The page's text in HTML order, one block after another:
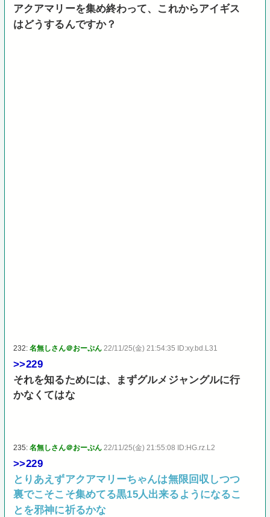
アクアマリーを集め終わって、これからアイギス
はどうするんですか？
232:名無しさん＠おーぷん 22/11/25(金) 21:54:35 ID:xy.bd.L31
>>229
それを知るためには、まずグルメジャングルに行
かなくてはな
235:名無しさん＠おーぷん 22/11/25(金) 21:55:08 ID:HG.rz.L2
>>229
とりあえずアクアマリーちゃんは無限回収しつつ
裏でこそこそ集めてる黒15人出来るようになるこ
とを邪神に祈るかな